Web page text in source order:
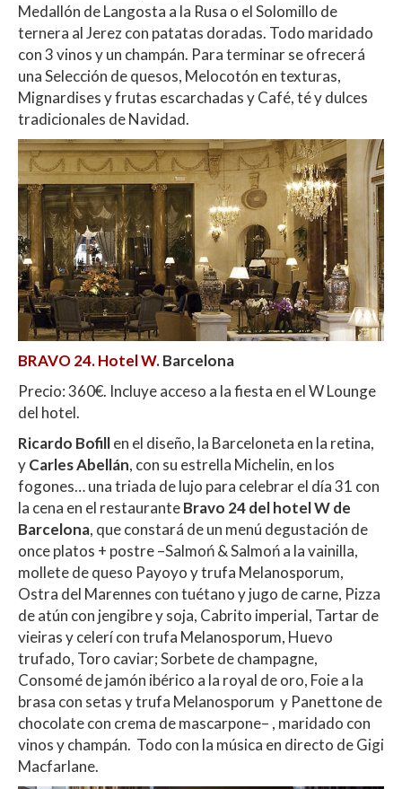
Medallón de Langosta a la Rusa o el Solomillo de
ternera al Jerez con patatas doradas. Todo maridado
con 3 vinos y un champán. Para terminar se ofrecerá
una Selección de quesos, Melocotón en texturas,
Mignardises y frutas escarchadas y Café, té y dulces
tradicionales de Navidad.
BRAVO 24. Hotel W. Barcelona
Precio: 360€. Incluye acceso a la fiesta en el W Lounge
del hotel.
Ricardo Bofillen el diseño, la Barceloneta en la retina,
yCarles Abellán, con su estrella Michelin, en los
fogones… una triada de lujo para celebrar el día 31 con
la cena en el restauranteBravo 24 del hotel W de
Barcelona, que constará de un menú degustación de
once platos + postre –Salmoń & Salmoń a la vainilla,
mollete de queso Payoyo y trufa Melanosporum,
Ostra del Marennes con tuétano y jugo de carne, Pizza
de atún con jengibre y soja, Cabrito imperial, Tartar de
vieiras y celerí con trufa Melanosporum, Huevo
trufado, Toro caviar; Sorbete de champagne,
Consomé de jamón ibérico a la royal de oro, Foie a la
brasa con setas y trufa Melanosporum y Panettone de
chocolate con crema de mascarpone– , maridado con
vinos y champán.‬ ‭ Todo con la música en directo de Gigi
Macfarlane.